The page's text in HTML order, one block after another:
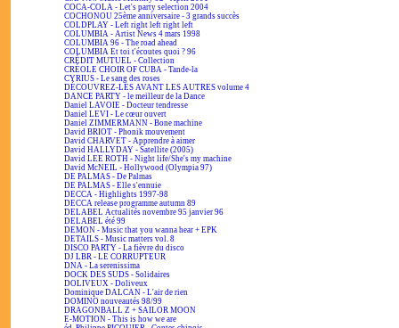
COCA-COLA - Let's party selection 2004
COCHONOU 25ème anniversaire - 3 grands succès
COLDPLAY - Left right left right left
COLUMBIA - Artist News 4 mars 1998
COLUMBIA 96 - The road ahead
COLUMBIA Et toi t'écoutes quoi ? 96
CRÉDIT MUTUEL - Collection
CRÉOLE CHOIR OF CUBA - Tande-la
CYRIUS - Le sang des roses
DÉCOUVREZ-LES AVANT LES AUTRES volume 4
DANCE PARTY - le meilleur de la Dance
Daniel LAVOIE - Docteur tendresse
Daniel LEVI - Le cœur ouvert
Daniel ZIMMERMANN - Bone machine
David BRIOT - Phonik mouvement
David CHARVET - Apprendre à aimer
David HALLYDAY - Satellite (2005)
David LEE ROTH - Night life/She's my machine
David McNEIL - Hollywood (Olympia 97)
DE PALMAS - De Palmas
DE PALMAS - Elle s'ennuie
DECCA - Highlights 1997-98
DECCA release programme autumn 89
DELABEL Actualités novembre 95 janvier 96
DELABEL été 99
DEMON - Music that you wanna hear + EPK
DETAILS - Music matters vol. 8
DISCO PARTY - La fièvre du disco
DJ LBR - LE CORRUPTEUR
DNA - La serenissima
DOCK DES SUDS - Solidaires
DOLIVEUX - Doliveux
Dominique DALCAN - L'air de rien
DOMINO nouveautés 98/99
DRAGONBALL Z + SAILOR MOON
E-MOTION - This is how we are